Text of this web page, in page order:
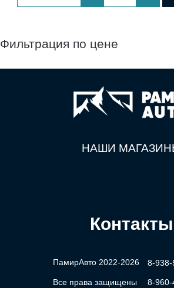
Фильтрация по цене
НАШИ
Контакты
ПамирАвто 2022-2026
Все права защищены
8-938-
8-960-